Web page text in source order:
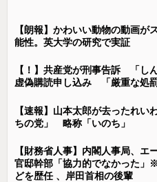
【朗報】かわいい動物の動画
能性。英大学の研究で実証
【！】共産党が刑事告訴 「し
虚偽購読申し込み 「厳重な処罰
【速報】山本太郎が去ったれ
ちの党」 略称「いのち」
【財務省人事】内閣人事局、
官邸幹部「協力的でなかった」
どを歴任 、岸田首相の後輩